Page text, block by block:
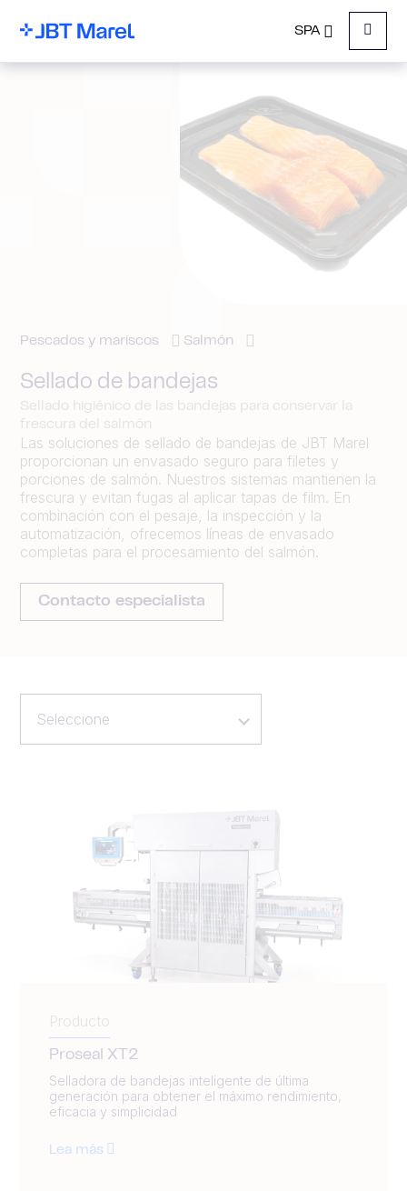
SPA
Menu
Pescados y mariscos Salmón
Sellado de bandejas
Sellado higiénico de las bandejas para conservar la
frescura del salmón
Las soluciones de sellado de bandejas de JBT Marel
proporcionan un envasado seguro para filetes y
porciones de salmón. Nuestros sistemas mantienen la
frescura y evitan fugas al aplicar tapas de film. En
combinación con el pesaje, la inspección y la
automatización, ofrecemos líneas de envasado
completas para el procesamiento del salmón.
Contacto especialista
Seleccione
Producto
Proseal XT2
Selladora de bandejas inteligente de última
generación para obtener el máximo rendimiento,
eficacia y simplicidad
Lea más